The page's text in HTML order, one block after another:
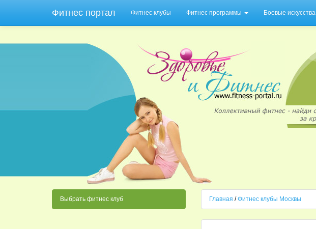
Фитнес портал Фитнес клубы Фитнес программы Боевые искусства
Выбрать фитнес клуб Главная /Фитнес клубы Москвы